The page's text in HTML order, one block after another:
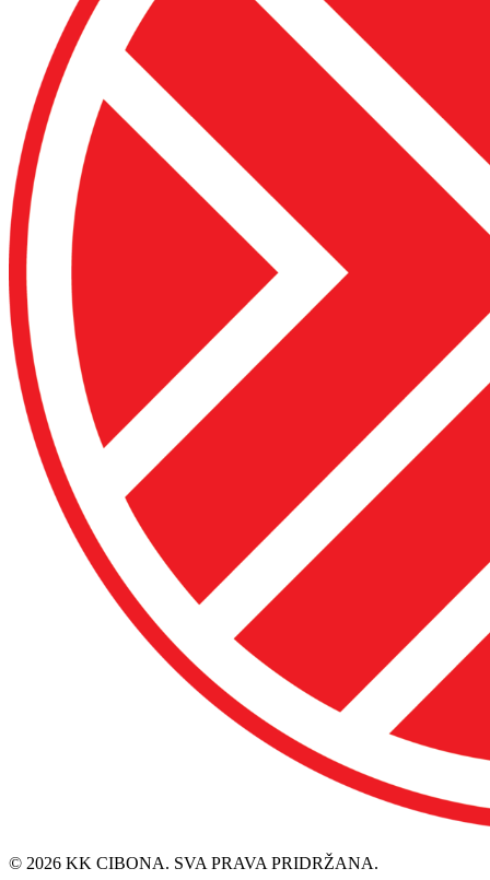
© 2026 KK CIBONA. SVA PRAVA PRIDRŽANA.